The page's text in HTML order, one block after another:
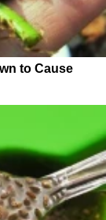
to Cause